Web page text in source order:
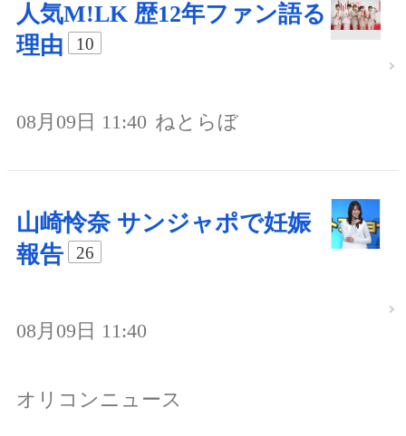
人気M!LK 歴12年ファン語る
理由
10
08月09日 11:40 ねとらぼ
山崎怜奈 サンジャポで妊娠
報告
26
08月09日 11:40
オリコンニュース